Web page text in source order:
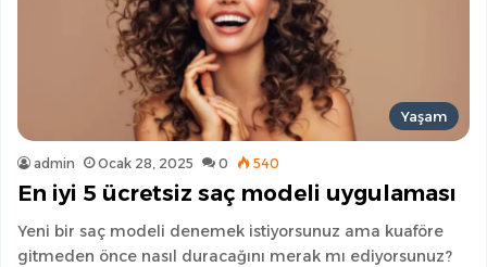
Yaşam
admin Ocak 28, 2025 0 540
En iyi 5 ücretsiz saç modeli uygulaması
Yeni bir saç modeli denemek istiyorsunuz ama kuaföre
gitmeden önce nasıl duracağını merak mı ediyorsunuz?